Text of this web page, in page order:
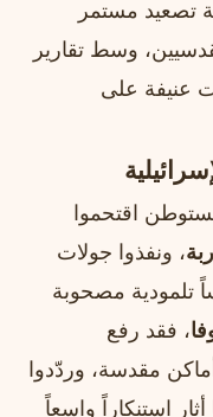
تصعيد مستمر
وسط تقارير
عنيفة على
اقتحموا
، ونفذوا جولات
تلمودية مصحوبة
، فقد رفع
مقدسة، وردّدوا
استنكاراً واسعاً